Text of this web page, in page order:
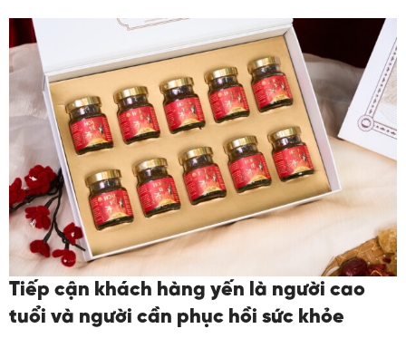
Tiếp cận khách hàng yến là người cao
tuổi và người cần phục hồi sức khỏe